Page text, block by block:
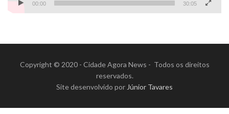
00:00 30:05
Copyright © 2020 - Cidade Agora News - Todos os direitos
reservados.
Site desenvolvido por Júnior Tavares